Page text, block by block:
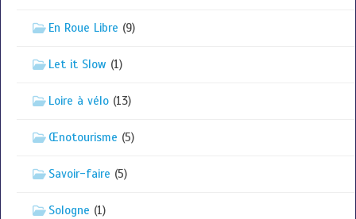
En Roue Libre (9)
Let it Slow (1)
Loire à vélo (13)
Œnotourisme (5)
Savoir-faire (5)
Sologne (1)